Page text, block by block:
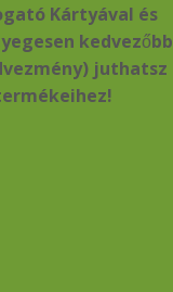
Kártyával és
kedvezőbb
juthatsz